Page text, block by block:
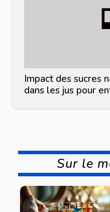
Impact des sucres
dans les jus pour
Sur le